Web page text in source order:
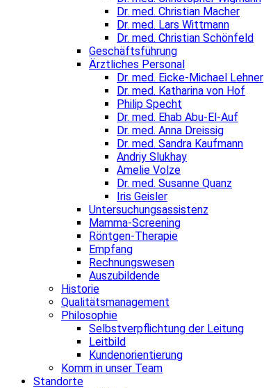
Dr. med. Christian Macher
Dr. med. Lars Wittmann
Dr. med. Christian Schönfeld
Geschäftsführung
Ärztliches Personal
Dr. med. Eicke-Michael Lehner
Dr. med. Katharina von Hof
Philip Specht
Dr. med. Ehab Abu-El-Auf
Dr. med. Anna Dreissig
Dr. med. Sandra Kaufmann
Andriy Slukhay
Amelie Volze
Dr. med. Susanne Quanz
Iris Geisler
Untersuchungsassistenz
Mamma-Screening
Röntgen-Therapie
Empfang
Rechnungswesen
Auszubildende
Historie
Qualitätsmanagement
Philosophie
Selbstverpflichtung der Leitung
Leitbild
Kundenorientierung
Komm in unser Team
Standorte